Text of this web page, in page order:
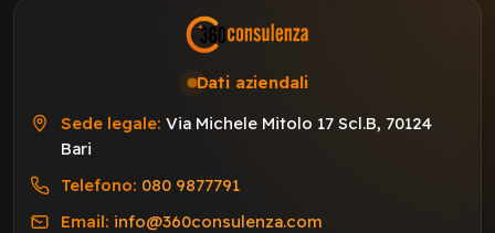
Dati aziendali
Sede legale: Via Michele Mitolo 17 Scl.B, 70124
Bari
Telefono: 080 9877791
Email: info@360consulenza.com